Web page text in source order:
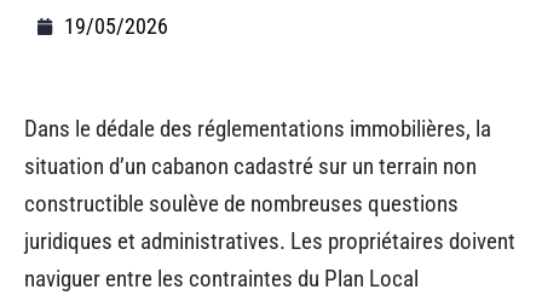
19/05/2026
Dans le dédale des réglementations immobilières, la
situation d’un cabanon cadastré sur un terrain non
constructible soulève de nombreuses questions
juridiques et administratives. Les propriétaires doivent
naviguer entre les contraintes du Plan Local